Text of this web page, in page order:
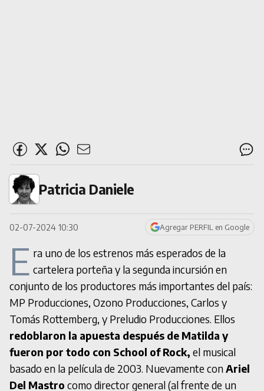
Patricia Daniele
02-07-2024 10:30 Agregar PERFIL en Google
E ra uno de los estrenos más esperados de la
cartelera porteña y la segunda incursión en
conjunto de los productores más importantes del país:
MP Producciones, Ozono Producciones, Carlos y
Tomás Rottemberg, y Preludio Producciones. Ellos
redoblaron la apuesta después de Matilda y
fueron por todo con School of Rock, el musical
basado en la película de 2003. Nuevamente conAriel
Del Mastro como director general (al frente de un